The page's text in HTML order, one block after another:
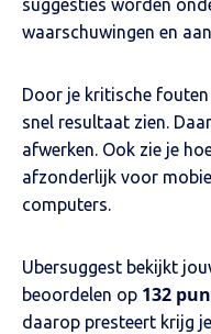
suggesties worden
waarschuwingen en
Door je kritische
snel resultaat zien.
afwerken. Ook zie je
afzonderlijk voor
computers.
Ubersuggest bekijkt
beoordelen op 132
daarop presteert krijg